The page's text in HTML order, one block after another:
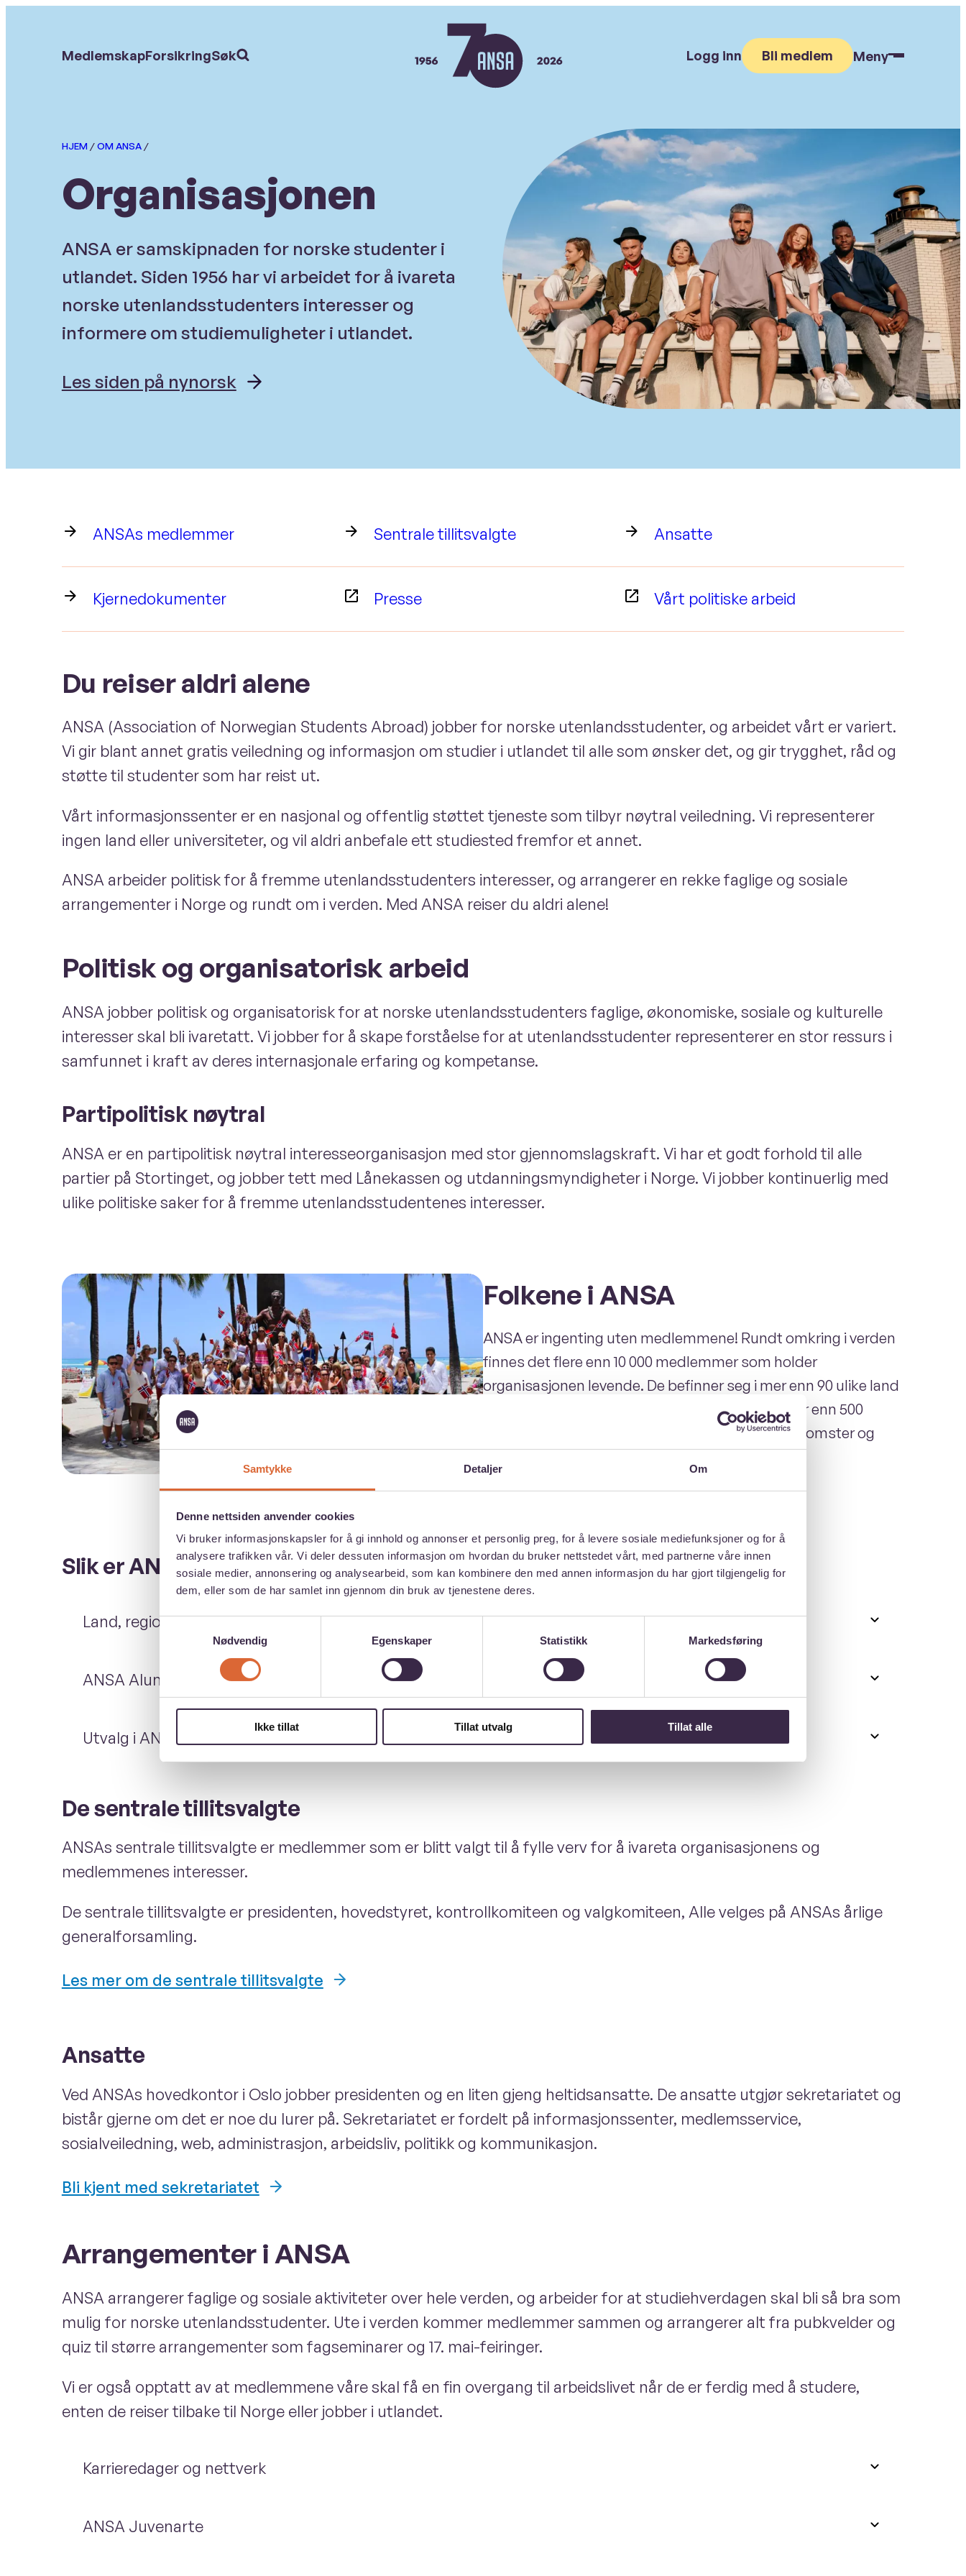
Samtykke Detaljer Om
Denne nettsiden anvender cookies
Vi bruker informasjonskapsler for å gi innhold og annonser et personlig preg, for å levere sosiale mediefunksjoner og for å
analysere trafikken vår. Vi deler dessuten informasjon om hvordan du bruker nettstedet vårt, med partnerne våre innen
sosiale medier, annonsering og analysearbeid, som kan kombinere den med annen informasjon du har gjort tilgjengelig for
dem, eller som de har samlet inn gjennom din bruk av tjenestene deres.
Samtykkevalg
Nødvendig
Egenskaper Statistikk Markedsføring
Ikke tillat Tillat utvalg Tillat alle
hovedinnhold
MedlemskapForsikringSøk
etter:
Logg inn Bli medlem Meny
HJEM /OM ANSA/
Organisasjonen
ANSA er samskipnaden for norske studenter i
utlandet. Siden 1956 har vi arbeidet for å ivareta
norske utenlandsstudenters interesser og
informere om studiemuligheter i utlandet.
Les siden på nynorsk
ANSAs medlemmer Sentrale tillitsvalgte Ansatte
Kjernedokumenter Presse Vårt politiske arbeid
Du reiser aldri alene
ANSA (Association of Norwegian Students Abroad) jobber for norske utenlandsstudenter, og arbeidet vårt er variert.
Vi gir blant annet gratis veiledning og informasjon om studier i utlandet til alle som ønsker det, og gir trygghet, råd og
støtte til studenter som har reist ut.
Vårt informasjonssenter er en nasjonal og offentlig støttet tjeneste som tilbyr nøytral veiledning. Vi representerer
ingen land eller universiteter, og vil aldri anbefale ett studiested fremfor et annet.
ANSA arbeider politisk for å fremme utenlandsstudenters interesser, og arrangerer en rekke faglige og sosiale
arrangementer i Norge og rundt om i verden. Med ANSA reiser du aldri alene!
Politisk og organisatorisk arbeid
ANSA jobber politisk og organisatorisk for at norske utenlandsstudenters faglige, økonomiske, sosiale og kulturelle
interesser skal bli ivaretatt. Vi jobber for å skape forståelse for at utenlandsstudenter representerer en stor ressurs i
samfunnet i kraft av deres internasjonale erfaring og kompetanse.
Partipolitisk nøytral
ANSA er en partipolitisk nøytral interesseorganisasjon med stor gjennomslagskraft. Vi har et godt forhold til alle
partier på Stortinget, og jobber tett med Lånekassen og utdanningsmyndigheter i Norge. Vi jobber kontinuerlig med
ulike politiske saker for å fremme utenlandsstudentenes interesser.
Folkene i ANSA
ANSA er ingenting uten medlemmene! Rundt omkring i verden
finnes det flere enn 10 000 medlemmer som holder
organisasjonen levende. De befinner seg i mer enn 90 ulike land
og er fordelt på over 1200 studiesteder. Vi har mer enn 500
engasjerte tillitsvalgte som arrangerer sammenkomster og
Slik er ANSA-medlemmer organisert
Land, regioner og lokallag i ANSA
ANSA Alumni
Utvalg i ANSA
De sentrale tillitsvalgte
ANSAs sentrale tillitsvalgte er medlemmer som er blitt valgt til å fylle verv for å ivareta organisasjonens og
medlemmenes interesser.
De sentrale tillitsvalgte er presidenten, hovedstyret, kontrollkomiteen og valgkomiteen, Alle velges på ANSAs årlige
generalforsamling.
Les mer om de sentrale tillitsvalgte
Ansatte
Ved ANSAs hovedkontor i Oslo jobber presidenten og en liten gjeng heltidsansatte. De ansatte utgjør sekretariatet og
bistår gjerne om det er noe du lurer på. Sekretariatet er fordelt på informasjonssenter, medlemsservice,
sosialveiledning, web, administrasjon, arbeidsliv, politikk og kommunikasjon.
Bli kjent med sekretariatet
Arrangementer i ANSA
ANSA arrangerer faglige og sosiale aktiviteter over hele verden, og arbeider for at studiehverdagen skal bli så bra som
mulig for norske utenlandsstudenter. Ute i verden kommer medlemmer sammen og arrangerer alt fra pubkvelder og
quiz til større arrangementer som fagseminarer og 17. mai-feiringer.
Vi er også opptatt av at medlemmene våre skal få en fin overgang til arbeidslivet når de er ferdig med å studere,
enten de reiser tilbake til Norge eller jobber i utlandet.
Karrieredager og nettverk
ANSA Juvenarte